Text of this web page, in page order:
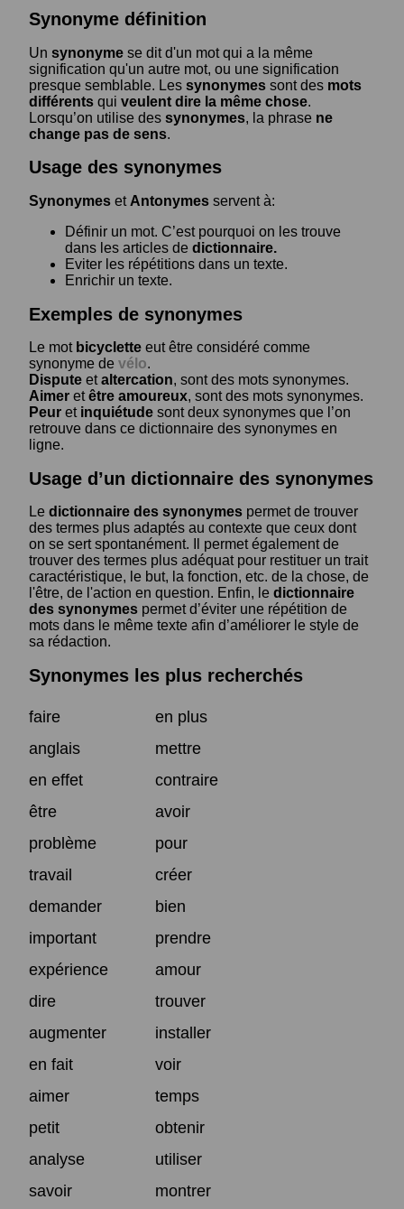
Synonyme définition
Un synonyme se dit d'un mot qui a la même
signification qu'un autre mot, ou une signification
presque semblable. Les synonymes sont des mots
différents qui veulent dire la même chose.
Lorsqu’on utilise des synonymes, la phrase ne
change pas de sens.
Usage des synonymes
Synonymes et Antonymes servent à:
Définir un mot. C’est pourquoi on les trouve
dans les articles de dictionnaire.
Eviter les répétitions dans un texte.
Enrichir un texte.
Exemples de synonymes
Le mot bicyclette eut être considéré comme
synonyme de vélo.
Dispute etaltercation, sont des mots synonymes.
Aimer etêtre amoureux, sont des mots synonymes.
Peur et inquiétude sont deux synonymes que l’on
retrouve dans ce dictionnaire des synonymes en
ligne.
Usage d’un dictionnaire des synonymes
Le dictionnaire des synonymes permet de trouver
des termes plus adaptés au contexte que ceux dont
on se sert spontanément. Il permet également de
trouver des termes plus adéquat pour restituer un trait
caractéristique, le but, la fonction, etc. de la chose, de
l'être, de l'action en question. Enfin, le dictionnaire
des synonymes permet d’éviter une répétition de
mots dans le même texte afin d’améliorer le style de
sa rédaction.
Synonymes les plus recherchés
faire
en plus
anglais
mettre
en effet
contraire
être
avoir
problème
pour
travail
créer
demander
bien
important
prendre
expérience
amour
dire
trouver
augmenter
installer
en fait
voir
aimer
temps
petit
obtenir
analyse
utiliser
savoir
montrer